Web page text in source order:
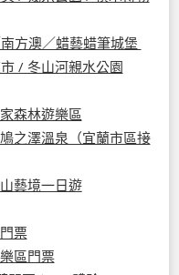
方澳／蜡藝蜡筆城堡
/ 冬山河親水公園
森林遊樂區
之澤溫泉（宜蘭市區接
藝境一日遊
票
區門票